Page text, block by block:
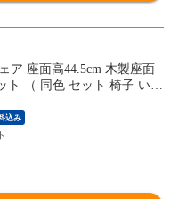
ア 座面高44.5cm 木製座面
ト （ 同色 セット 椅子 いす
ール脚 完成品 ダイニング
れ インダストリアル調 ）
込み